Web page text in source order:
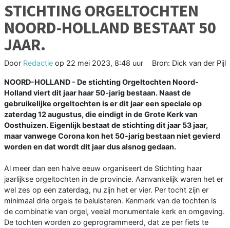
STICHTING ORGELTOCHTEN
NOORD-HOLLAND BESTAAT 50
JAAR.
Door Redactie op 22 mei 2023, 8:48 uur Bron: Dick van der Pijl
NOORD-HOLLAND - De stichting Orgeltochten Noord-
Holland viert dit jaar haar 50-jarig bestaan. Naast de
gebruikelijke orgeltochten is er dit jaar een speciale op
zaterdag 12 augustus, die eindigt in de Grote Kerk van
Oosthuizen. Eigenlijk bestaat de stichting dit jaar 53 jaar,
maar vanwege Corona kon het 50-jarig bestaan niet gevierd
worden en dat wordt dit jaar dus alsnog gedaan.
Al meer dan een halve eeuw organiseert de Stichting haar
jaarlijkse orgeltochten in de provincie. Aanvankelijk waren het er
wel zes op een zaterdag, nu zijn het er vier. Per tocht zijn er
minimaal drie orgels te beluisteren. Kenmerk van de tochten is
de combinatie van orgel, veelal monumentale kerk en omgeving.
De tochten worden zo geprogrammeerd, dat ze per fiets te